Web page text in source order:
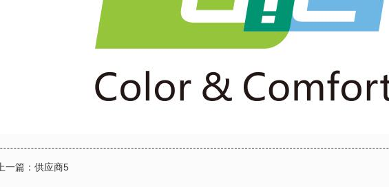
上一篇： 供应商5